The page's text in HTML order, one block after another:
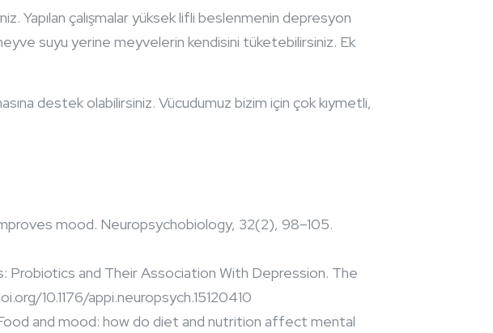
Yapılan çalışmalar yüksek lifli beslenmenin depresyon
suyu yerine meyvelerin kendisini tüketebilirsiniz. Ek
destek olabilirsiniz. Vücudumuz bizim için çok kıymetli,
mood. Neuropsychobiology, 32(2), 98–105.
Probiotics and Their Association With Depression. The
10.1176/appi.neuropsych.15120410
and mood: how do diet and nutrition affect mental